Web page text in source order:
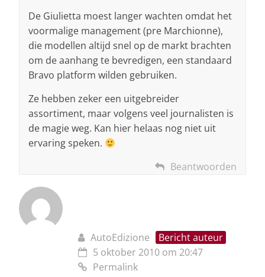
De Giulietta moest langer wachten omdat het
voormalige management (pre Marchionne),
die modellen altijd snel op de markt brachten
om de aanhang te bevredigen, een standaard
Bravo platform wilden gebruiken.
Ze hebben zeker een uitgebreider
assortiment, maar volgens veel journalisten is
de magie weg. Kan hier helaas nog niet uit
ervaring speken.
Beantwoorden
AutoEdizione
Bericht auteur
5 oktober 2010 om 20:47
Permalink